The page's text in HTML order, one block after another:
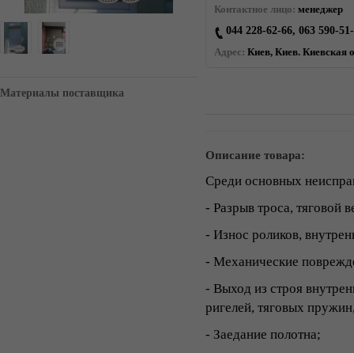
Материалы поставщика
Контактное лицо: менеджер
044 228-62-66, 063 590-
Адрес: Киев, Киев. Киевская
Описание товара:
Среди основных
- Разрыв троса, тяговой
- Износ роликов,
- Механические
- Выход из строя
ригелей, тяговых
- Заедание полотна;